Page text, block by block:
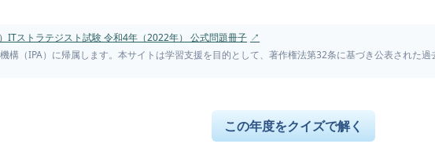
ITストラテジスト試験 令和4年（2022年） 公式問題冊子 ↗
構（IPA）に帰属します。本サイトは学習支援を目的として、著作権法第32条に基づき公表された過
この年度をクイズで解く